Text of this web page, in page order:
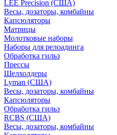
LEE Precision (США)
Весы, дозаторы, комбайны
Капсюляторы
Матрицы
Молотковые наборы
Наборы для релоадинга
Обработка гильз
Преcсы
Шелхолдеры
Lyman (США)
Весы, дозаторы, комбайны
Капсюляторы
Обработка гильз
RCBS (США)
Весы, дозаторы, комбайны